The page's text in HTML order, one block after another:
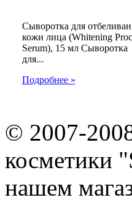
Сыворотка для
кожи лица (Whitening
Serum), 15 мл Сыворотка
для...
Подробнее »
© 2007-
косметики
нашем